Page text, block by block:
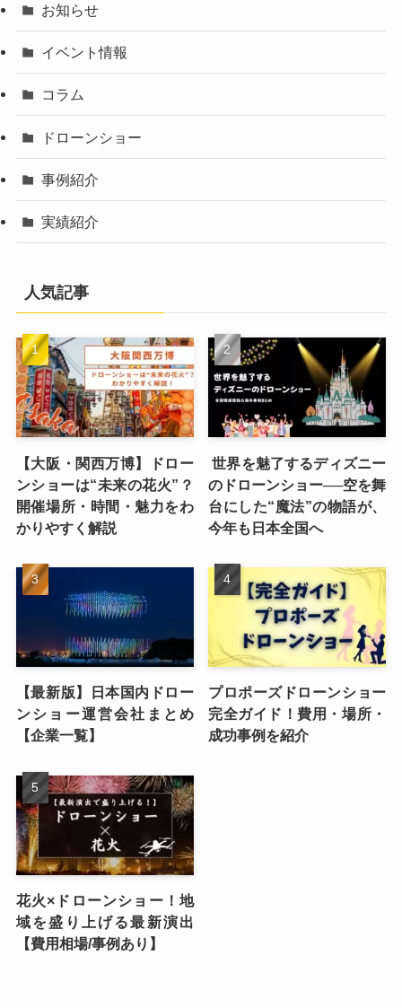
お知らせ
イベント情報
コラム
ドローンショー
事例紹介
実績紹介
人気記事
【大阪・関西万博】ドロー
ンショーは“未来の花火”？
開催場所・時間・魅力をわ
かりやすく解説
世界を魅了するディズニー
のドローンショー──空を舞
台にした“魔法”の物語が、
今年も日本全国へ
【最新版】日本国内ドロー
ンショー運営会社まとめ
【企業一覧】
プロポーズドローンショー
完全ガイド！費用・場所・
成功事例を紹介
花火×ドローンショー！地
域を盛り上げる最新演出
【費用相場/事例あり】